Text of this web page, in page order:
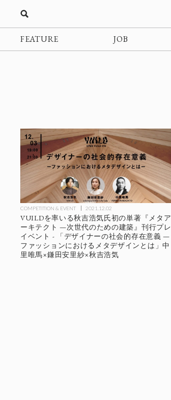
FEATURE JOB
COMPETITION & EVENT 2021.12.02
VUILDを率いる秋吉浩気氏初の単著『メタア
ーキテクト —次世代のための建築』刊行プレ
イベント - 「デザイナーの社会的存在意義 —
ファッションにおけるメタデザインとは」中
里唯馬×鎌田安里紗×秋吉浩気